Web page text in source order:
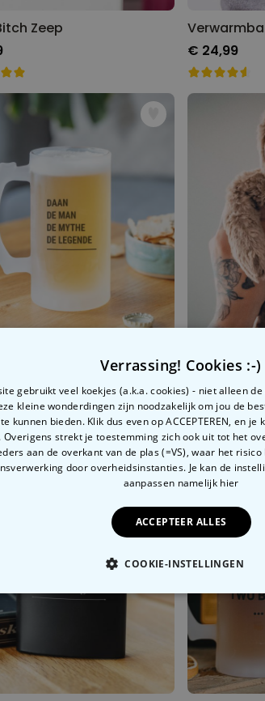
Zeep
€ 24,99
Personaliseerbare bierpul modern
€ 22,99
Verrassing! Cookies :-)
gebruikt veel koekjes (a.k.a. cookies) - niet alleen
kleine wonderdingen zijn noodzakelijk om jou de
kunnen bieden. Klik dus even op ACCEPTEREN, en
Overigens strekt je toestemming zich ook uit tot het
aan de overkant van de plas (=VS), waar het
door overheidsinstanties. Je kan de
aanpassen namelijk hier
ACCEPTEER ALLES
COOKIE-INSTELLINGEN
PERFORMANCE